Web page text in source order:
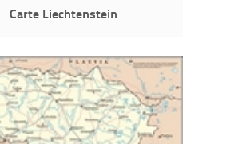
Carte Liechtenstein